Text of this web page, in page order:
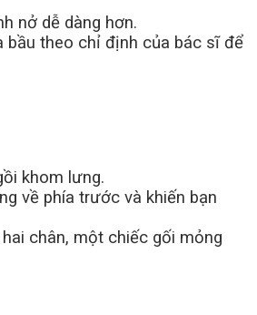
nở dễ dàng hơn.
bầu theo chỉ định của bác sĩ để
khom lưng.
về phía trước và khiến bạn
chân, một chiếc gối mỏng